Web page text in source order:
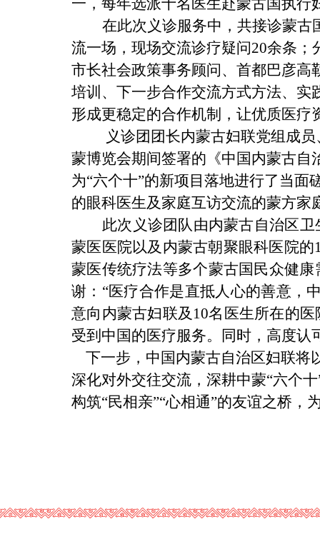
一，每年选派十名医生赴蒙古国执行
在此次 义诊服务中， 共接诊蒙古
流一场， 现场交流诊疗疑问20余条
市长社会政策事务顾问、首都巴彦
培训、下一步合作交流方式方法、实
形成更稳定的合作机制，让优质医
义诊团团长内蒙古妇联党组成
蒙博览会期间签署的《中国内蒙古自
为“六个十”的新项目落地进行了当
的眼科医生及家庭互访交流的蒙方家
此次义诊团队由内蒙古自治区
蒙医医院以及内蒙古朝聚眼科医院的
蒙医传统疗法等多个蒙古国民众健
谢： “医疗合作是直抵人心的善意 ，
意向内蒙古妇联及 10名医生所在的医
受到中国的医疗服务。同时， 高度认
下一步，中国内蒙古自治区妇联将
深化对外交往交流，深耕中蒙“六个十
构筑“民相亲”“心相通”的友谊之桥，